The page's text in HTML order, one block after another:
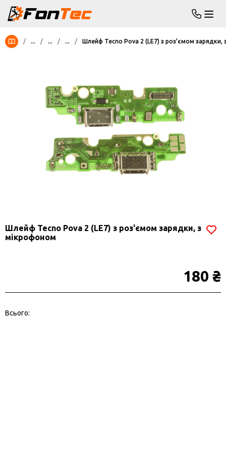
/ ... / ... / ... / Шлейф Tecno Pova 2 (LE7) з роз'ємом зарядки,
Шлейф Tecno Pova 2 (LE7) з роз'ємом зарядки, з
мікрофоном
180 ₴
Всього: